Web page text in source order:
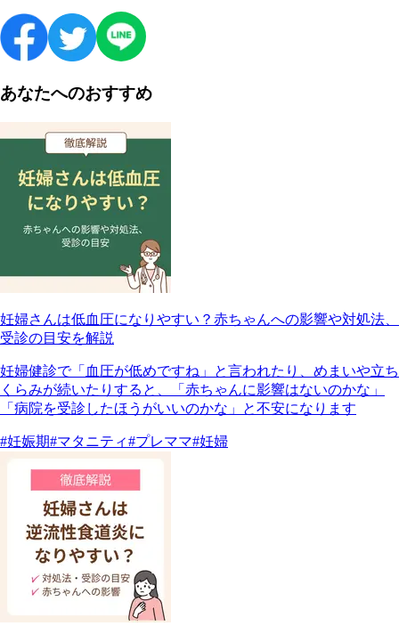
あなたへのおすすめ
妊婦さんは低血圧になりやすい？赤ちゃんへの影響や対処法、
受診の目安を解説
妊婦健診で「血圧が低めですね」と言われたり、めまいや立ち
くらみが続いたりすると、「赤ちゃんに影響はないのかな」
「病院を受診したほうがいいのかな」と不安になります
#妊娠期#マタニティ#プレママ#妊婦